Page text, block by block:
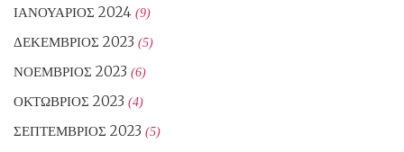
ΙΑΝΟΥΆΡΙΟΣ 2024 (9)
ΔΕΚΈΜΒΡΙΟΣ 2023 (5)
ΝΟΈΜΒΡΙΟΣ 2023 (6)
ΟΚΤΏΒΡΙΟΣ 2023 (4)
ΣΕΠΤΈΜΒΡΙΟΣ 2023 (5)